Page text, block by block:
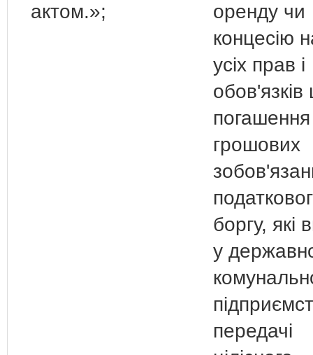
актом.»;
оренду чи
концесію
усіх прав і
погашення
грошових
боргу, які
у
передачі